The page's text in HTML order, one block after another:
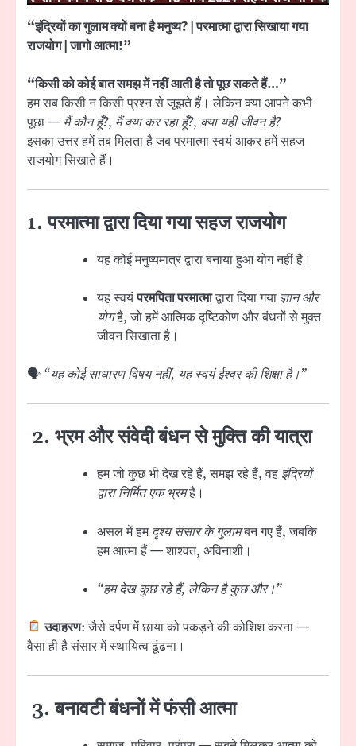
“इंद्रियों का गुलाम क्यों बना है मनुष्य? | परमात्मा द्वारा सिखाया गया
राजयोग | जागो आत्मा!”
“किसी को कोई बात समझ में नहीं आती है तो पूछ सकते हैं…”
हम सब किसी न किसी प्रश्न से जूझते हैं। लेकिन क्या आपने कभी
पूछा — मैं कौन हूँ?, मैं क्या कर रहा हूँ?, क्या यही जीवन है?
इसका उत्तर हमें तब मिलता है जब परमात्मा स्वयं आकर हमें सहज
राजयोग सिखाते हैं।
1. परमात्मा द्वारा दिया गया सहज राजयोग
यह कोई मनुष्यमात्र द्वारा बनाया हुआ योग नहीं है।
यह स्वयंपरमपिता परमात्माद्वारा दिया गया ज्ञान और
योगहै, जो हमें आत्मिक दृष्टिकोण और बंधनों से मुक्त
जीवन सिखाता है।
🗣 “यह कोई साधारण विषय नहीं, यह स्वयं ईश्वर की शिक्षा है।”
2. भ्रम और संवेदी बंधन से मुक्ति की यात्रा
हम जो कुछ भी देख रहे हैं, समझ रहे हैं, वह इंद्रियों
द्वारा निर्मित एक भ्रमहै।
असल में हमदृश्य संसार के गुलामबन गए हैं, जबकि
हम आत्मा हैं — शाश्वत, अविनाशी।
“हम देख कुछ रहे हैं, लेकिन है कुछ और।”
उदाहरण: जैसे दर्पण में छाया को पकड़ने की कोशिश करना —
वैसा ही है संसार में स्थायित्व ढूंढना।
3. बनावटी बंधनों में फंसी आत्मा